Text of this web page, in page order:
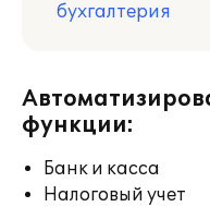
бухгалтерия
функции:
Банк и касса
Налоговый учет